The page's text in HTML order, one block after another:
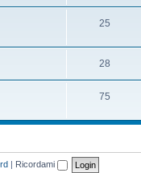
25
28
75
| Ricordami